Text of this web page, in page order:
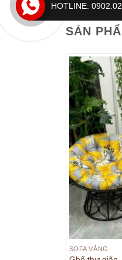
SẢN
SOFA VĂNG
HOTLINE: